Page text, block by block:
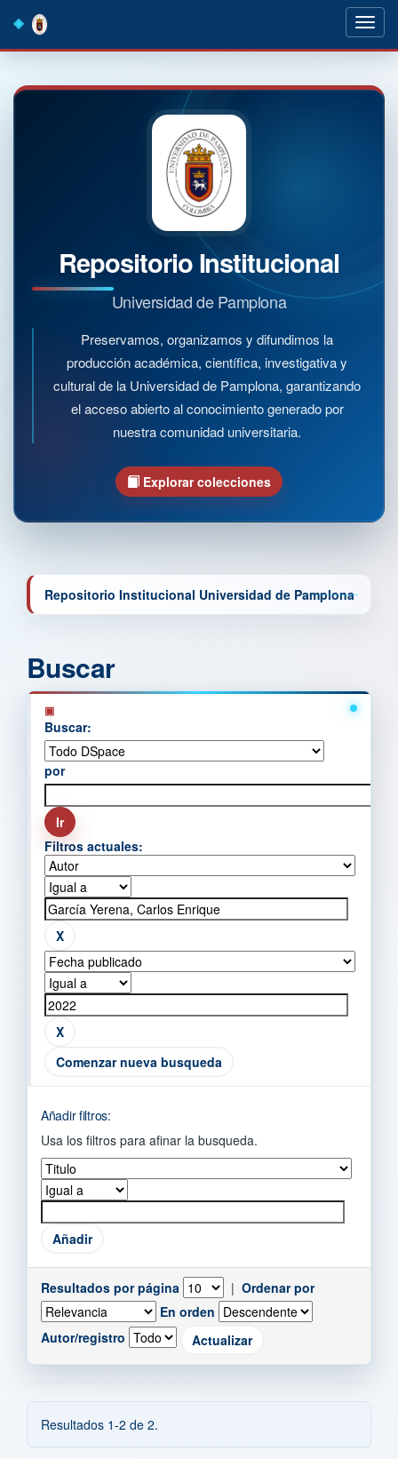
navigation
Repositorio Institucional
Universidad de Pamplona
Preservamos, organizamos y difundimos la
producción académica, científica, investigativa y
cultural de la Universidad de Pamplona, garantizando
el acceso abierto al conocimiento generado por
nuestra comunidad universitaria.
Explorar colecciones
Repositorio Institucional Universidad de Pamplona
Buscar
Buscar:
por
Filtros actuales:
Comenzar nueva busqueda
Añadir filtros:
Usa los filtros para afinar la busqueda.
Resultados por página | Ordenar por
En orden
Autor/registro
Resultados 1-2 de 2.